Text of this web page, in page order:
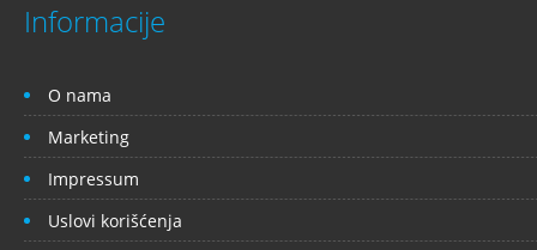
Informacije
O nama
Marketing
Impressum
Uslovi korišćenja